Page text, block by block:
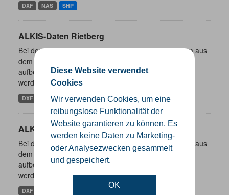
Diese Website verwendet
Cookies
Wir verwenden Cookies, um eine
reibungslose Funktionalität der
Website garantieren zu können. Es
werden keine Daten zu Marketing-
oder Analysezwecken gesammelt
und gespeichert.
OK
DXF NAS SHP
ALKIS-Daten Rietberg
Bei den hier bereitgestellten Daten handelt es sich um aus
dem ALKIS-Bestand abgeleitete und entsprechend
aufbereitete und aggregierte Inhalte. Die ALKIS-Daten
werden in den...
DXF NAS SHP
ALKIS-Daten Rheda-Wiedenbrück
Bei den hier bereitgestellten Daten handelt es sich um aus
dem ALKIS-Bestand abgeleitete und entsprechend
aufbereitete und aggregierte Inhalte. Die ALKIS-Daten
werden in den...
DXF